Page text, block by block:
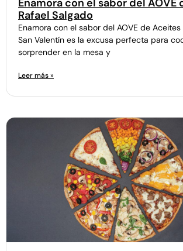
Enamora con el sabor del
Rafael Salgado
Enamora con el sabor del AOVE de Aceites
San Valentín es la excusa perfecta para
sorprender en la mesa y
Leer más »